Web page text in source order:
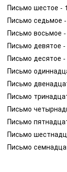
Письмо шестое -
Письмо седьмое
Письмо восьмое
Письмо девятое -
Письмо десятое -
Письмо
Письмо
Письмо
Письмо
Письмо
Письмо
Письмо